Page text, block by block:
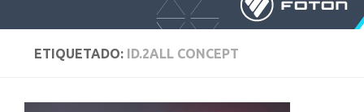
ETIQUETADO: ID.2ALL CONCEPT